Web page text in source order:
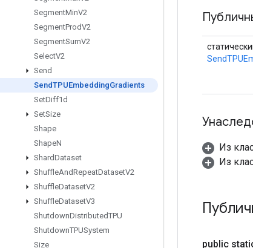
SegmentMinV2
SegmentProdV2
SegmentSumV2
SelectV2
Send
SendTPUEmbeddingGradients
SetDiff1d
SetSize
Shape
ShapeN
ShardDataset
ShuffleAndRepeatDatasetV2
ShuffleDatasetV2
ShuffleDatasetV3
ShutdownDistributedTPU
ShutdownTPUSystem
Size
Из
Из
public